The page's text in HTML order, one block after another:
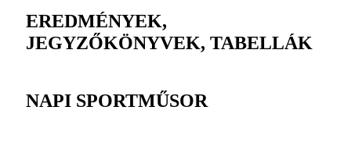
EREDMÉNYEK,
JEGYZŐKÖNYVEK, TABELLÁK
NAPI SPORTMŰSOR